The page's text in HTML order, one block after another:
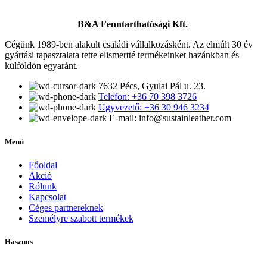
B&A Fenntarthatósági Kft.
Cégünk 1989-ben alakult családi vállalkozásként. Az elmúlt 30 év
gyártási tapasztalata tette elismertté termékeinket hazánkban és
külföldön egyaránt.
7632 Pécs, Gyulai Pál u. 23.
Telefon: +36 70 398 3726
Ügyvezető: +36 30 946 3234
E-mail: info@sustainleather.com
Menü
Főoldal
Akció
Rólunk
Kapcsolat
Céges partnereknek
Személyre szabott termékek
Hasznos